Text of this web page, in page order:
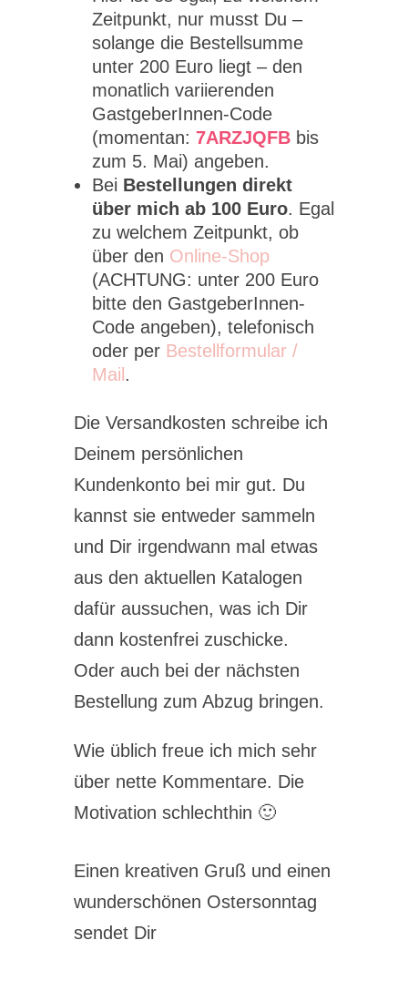
Zeitpunkt, nur musst Du –
solange die Bestellsumme
unter 200 Euro liegt – den
monatlich variierenden
GastgeberInnen-Code
(momentan: 7ARZJQFBbis
zum 5. Mai) angeben.
Bei Bestellungen direkt
über mich ab 100 Euro. Egal
zu welchem Zeitpunkt, ob
über den Online-Shop
(ACHTUNG: unter 200 Euro
bitte den GastgeberInnen-
Code angeben), telefonisch
oder per Bestellformular /
Mail .
Die Versandkosten schreibe ich
Deinem persönlichen
Kundenkonto bei mir gut. Du
kannst sie entweder sammeln
und Dir irgendwann mal etwas
aus den aktuellen Katalogen
dafür aussuchen, was ich Dir
dann kostenfrei zuschicke.
Oder auch bei der nächsten
Bestellung zum Abzug bringen.
Wie üblich freue ich mich sehr
über nette Kommentare. Die
Motivation schlechthin 🙂
Einen kreativen Gruß und einen
wunderschönen Ostersonntag
sendet Dir